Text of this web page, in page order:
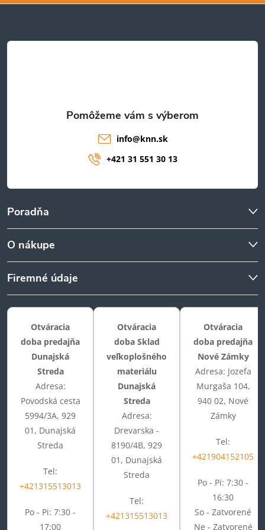
t
Poradňa
O nákupe
Firemné údaje
info@knn.sk
+421 31 551 30 13
Otváracia
doba predajňa
Dunajská
Streda
Adresa:
Povodská cesta
5994/3A, 929
01, Dunajská
Streda
Tel:
+421315513013
Po - Pi: 7:30 -
17:00
Otváracia
doba Sklad
veľkoplošného
materiálu
Dunajská
Streda
Adresa:
Drevarska -
8190/4B, 929
01, Dunajská
Streda
Tel:
+421315513013
Otváracia
doba predajňa
Nové Zámky
Adresa: Jozefa
Murgaša 104,
940 02, Nové
Zámky
Tel:
+421904152105
Po - Pi: 7:30 -
16:30
So - Zatvorené
Ne - Zatvorené